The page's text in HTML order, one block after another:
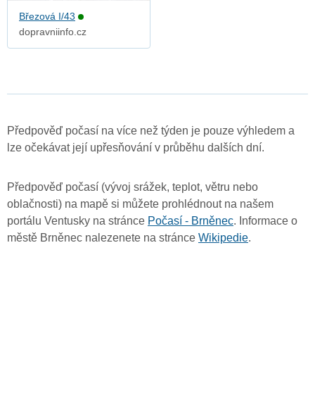
Březová I/43
dopravniinfo.cz
Předpověď počasí na více než týden je pouze výhledem a
lze očekávat její upřesňování v průběhu dalších dní.
Předpověď počasí (vývoj srážek, teplot, větru nebo
oblačnosti) na mapě si můžete prohlédnout na našem
portálu Ventusky na stránce Počasí - Brněnec. Informace o
městě Brněnec nalezenete na stránce Wikipedie.